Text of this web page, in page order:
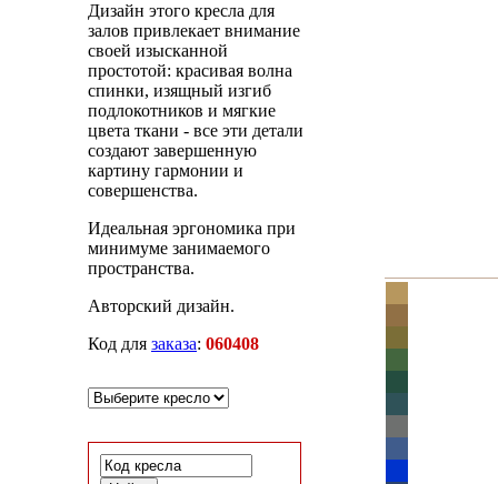
Дизайн этого кресла для
залов привлекает внимание
своей изысканной
простотой: красивая волна
спинки, изящный изгиб
подлокотников и мягкие
цвета ткани - все эти детали
создают завершенную
картину гармонии и
совершенства.
Идеальная эргономика при
минимуме занимаемого
пространства.
Авторский дизайн.
Код для заказа: 060408